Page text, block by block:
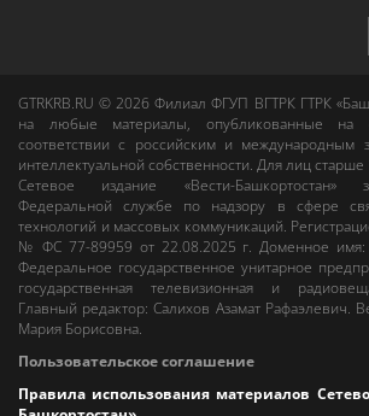
GTRKRB.RU © 2026Филиал ФГУП ВГТРК ГТРК
на любые материалы, опубликованные на
соответствии с российским и международным
интеллектуальной собственности. Для лиц старше
Сетевое издание «Вести-Башкортостан»
Федеральной службе по надзору в сфере
технологий и массовых коммуникаций.
№ ФС 77-89959 от 22.08.2025 г. Доменное
Федеральное государственное унитарное
государственная телевизионная и
Главный редактор:Салихов Азамат Рафаэлевич.
Мария Борисовна.
Пользовательское соглашение
Правила использования материалов